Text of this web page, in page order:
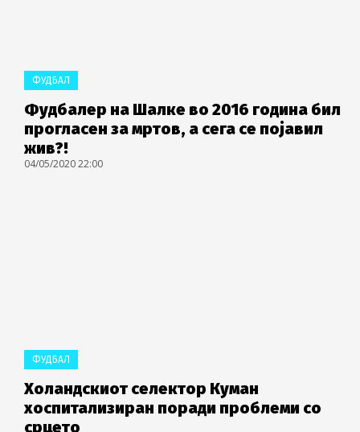
ФУДБАЛ
Фудбалер на Шалке во 2016 година бил
прогласен за мртов, а сега се појавил
жив?!
04/05/2020 22:00
ФУДБАЛ
Холандскиот селектор Куман
хоспитализиран поради проблеми со
срцето